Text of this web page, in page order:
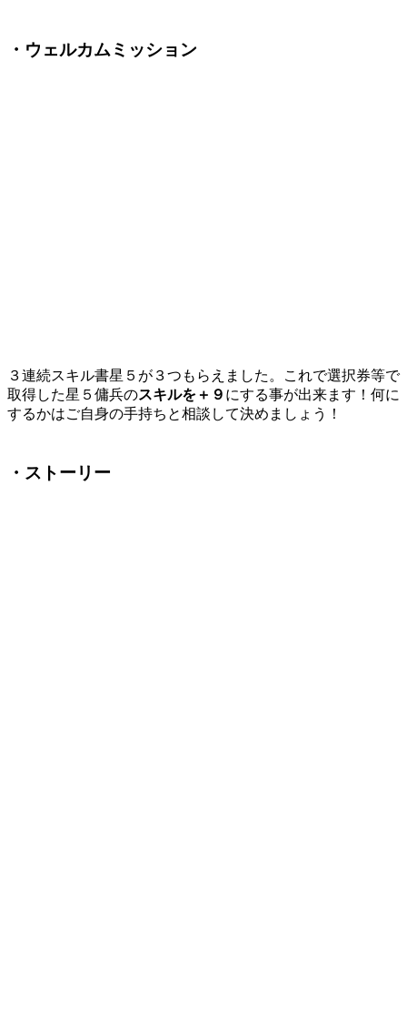
・ウェルカムミッション
３連続スキル書星５が３つもらえました。これで選択券等で
取得した星５傭兵のスキルを＋９ にする事が出来ます！何に
するかはご自身の手持ちと相談して決めましょう！
・ストーリー